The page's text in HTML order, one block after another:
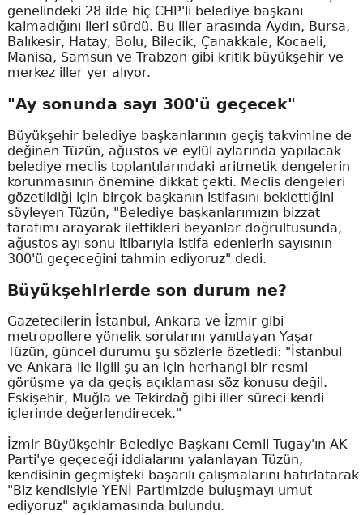
genelindeki 28 ilde hiç CHP'li belediye başkanı
kalmadığını ileri sürdü. Bu iller arasında Aydın, Bursa,
Balıkesir, Hatay, Bolu, Bilecik, Çanakkale, Kocaeli,
Manisa, Samsun ve Trabzon gibi kritik büyükşehir ve
merkez iller yer alıyor.
"Ay sonunda sayı 300'ü geçecek"
Büyükşehir belediye başkanlarının geçiş takvimine de
değinen Tüzün, ağustos ve eylül aylarında yapılacak
belediye meclis toplantılarındaki aritmetik dengelerin
korunmasının önemine dikkat çekti. Meclis dengeleri
gözetildiği için birçok başkanın istifasını beklettiğini
söyleyen Tüzün, "Belediye başkanlarımızın bizzat
tarafımı arayarak ilettikleri beyanlar doğrultusunda,
ağustos ayı sonu itibarıyla istifa edenlerin sayısının
300'ü geçeceğini tahmin ediyoruz" dedi.
Büyükşehirlerde son durum ne?
Gazetecilerin İstanbul, Ankara ve İzmir gibi
metropollere yönelik sorularını yanıtlayan Yaşar
Tüzün, güncel durumu şu sözlerle özetledi: "İstanbul
ve Ankara ile ilgili şu an için herhangi bir resmi
görüşme ya da geçiş açıklaması söz konusu değil.
Eskişehir, Muğla ve Tekirdağ gibi iller süreci kendi
içlerinde değerlendirecek."
İzmir Büyükşehir Belediye Başkanı Cemil Tugay'ın AK
Parti'ye geçeceği iddialarını yalanlayan Tüzün,
kendisinin geçmişteki başarılı çalışmalarını hatırlatarak
"Biz kendisiyle YENİ Partimizde buluşmayı umut
ediyoruz" açıklamasında bulundu.